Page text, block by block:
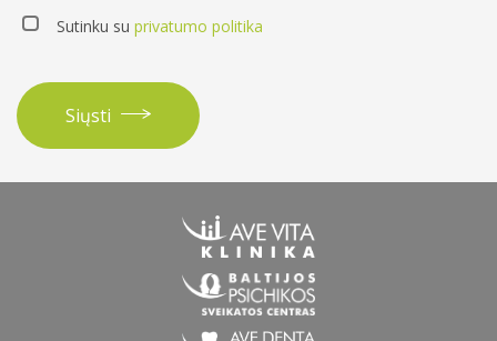
Sutinku su privatumo politika
Siųsti